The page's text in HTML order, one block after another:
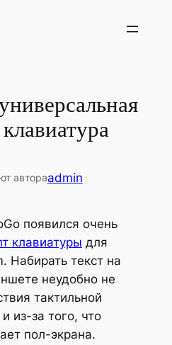
от автораadmin
появился очень
клавиатуры для
Набирать текст на
неудобно не
тактильной
из-за того, что
пол-экрана.